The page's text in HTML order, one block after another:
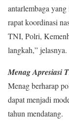
antarlembaga
rapat koordinasi
TNI, Polri,
langkah,” jelasnya.
Menag Apresiasi
Menag berharap
dapat menjadi
tahun mendatang.